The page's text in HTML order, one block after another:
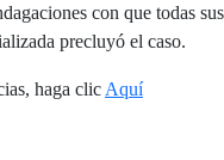
con que todas
precluyó el caso.
haga clic Aquí